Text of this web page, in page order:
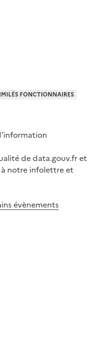
FONCTIONNAIRES
de data.gouv.fr et
à notre infolettre et
évènements